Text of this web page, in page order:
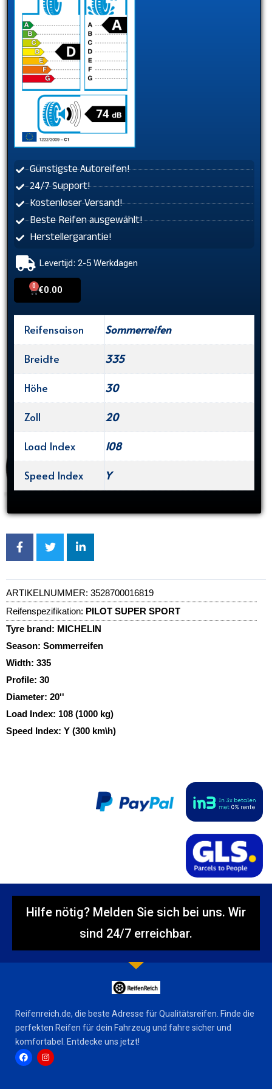
Günstigste Autoreifen!
24/7 Support!
Kostenloser Versand!
Beste Reifen ausgewählt!
Herstellergarantie!
Levertijd: 2-5 Werkdagen
€0.00
0
Cart
Reifensaison
Sommerreifen
Breidte
335
Höhe
30
Zoll
20
Load Index
108
Speed Index
Y
ARTIKELNUMMER: 3528700016819
Reifenspezifikation: PILOT SUPER SPORT
Tyre brand: MICHELIN
Season: Sommerreifen
Width: 335
Profile: 30
Diameter: 20''
Load Index: 108 (1000 kg)
Speed Index: Y (300 km\h)
Hilfe nötig? Melden Sie sich bei uns. Wir
sind 24/7 erreichbar.
Reifenreich.de, die beste Adresse für Qualitätsreifen. Finde die
perfekten Reifen für dein Fahrzeug und fahre sicher und
komfortabel. Entdecke uns jetzt!